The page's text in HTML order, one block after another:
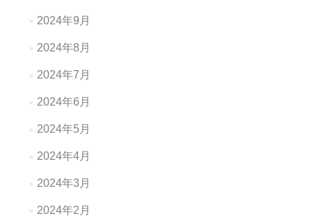
2024年9月
2024年8月
2024年7月
2024年6月
2024年5月
2024年4月
2024年3月
2024年2月